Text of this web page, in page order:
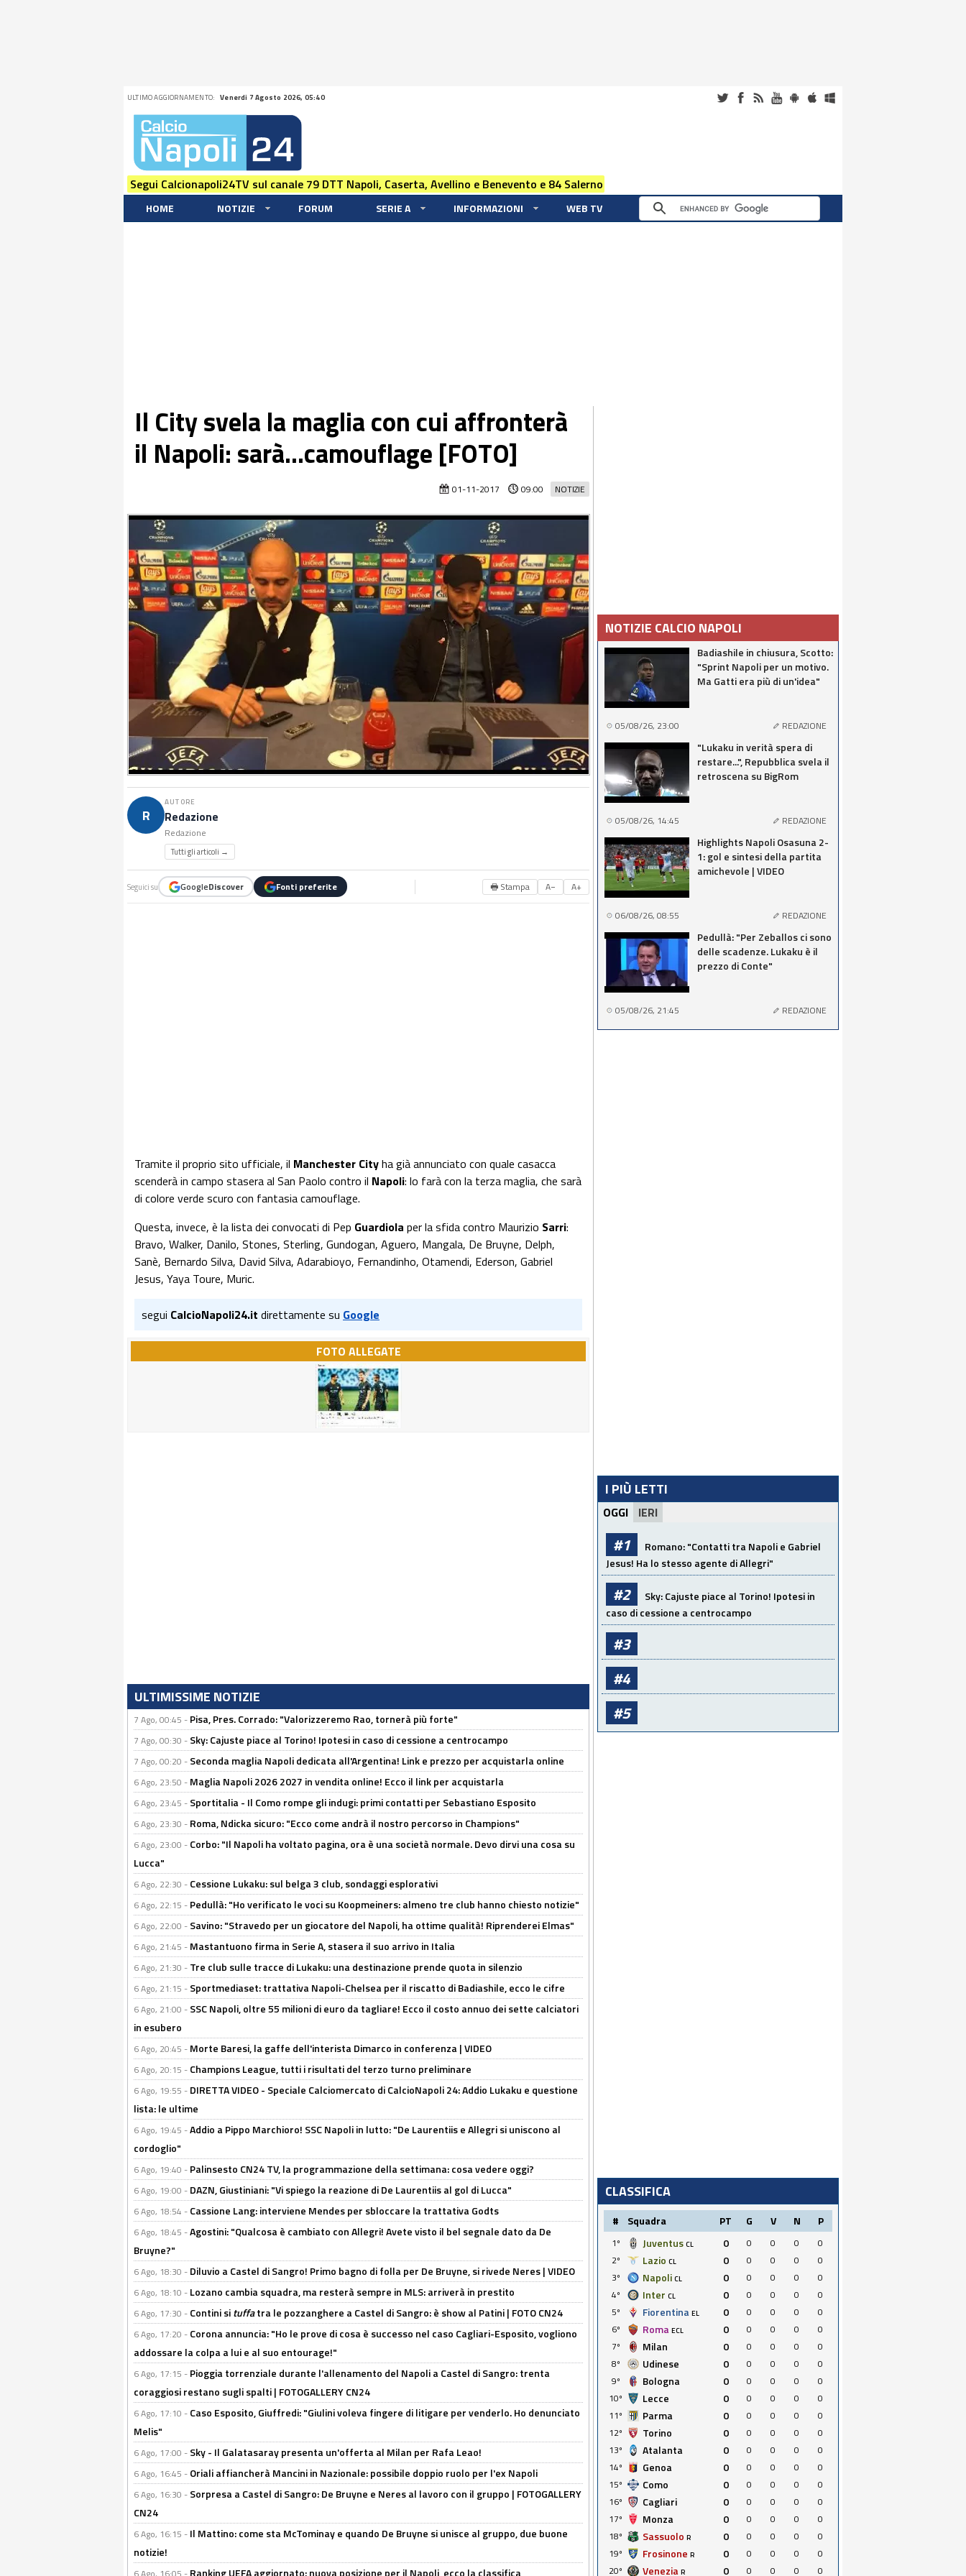
ULTIMO AGGIORNAMENTO: Venerdi 7 Agosto 2026, 05:40
Segui Calcionapoli24TV sul canale 79 DTT Napoli, Caserta, Avellino e Benevento e 84 Salerno
HOME NOTIZIE FORUM SERIE A INFORMAZIONI WEB TV
Il City svela la maglia con cui affronterà
il Napoli: sarà...camouflage [FOTO]
NOTIZIE
01-11-2017 09:00
R
AUTORE
Redazione
Redazione
Tutti gli articoli →
Seguici su GoogleDiscover Fonti preferite 🖶 Stampa A− A+
Tramite il proprio sito ufficiale, il Manchester Cityha già annunciato con quale casacca
scenderà in campo stasera al San Paolo contro il Napoli: lo farà con la terza maglia, che sarà
di colore verde scuro con fantasia camouflage.
Questa, invece, è la lista dei convocati di Pep Guardiola per la sfida contro Maurizio Sarri:
Bravo, Walker, Danilo, Stones, Sterling, Gundogan, Aguero, Mangala, De Bruyne, Delph,
Sanè, Bernardo Silva, David Silva, Adarabioyo, Fernandinho, Otamendi, Ederson, Gabriel
Jesus, Yaya Toure, Muric.
segui CalcioNapoli24.it direttamente su Google
FOTO ALLEGATE
ULTIMISSIME NOTIZIE
7 Ago, 00:45 - Pisa, Pres. Corrado: "Valorizzeremo Rao, tornerà più forte"
7 Ago, 00:30 - Sky: Cajuste piace al Torino! Ipotesi in caso di cessione a centrocampo
7 Ago, 00:20 - Seconda maglia Napoli dedicata all'Argentina! Link e prezzo per acquistarla online
6 Ago, 23:50 - Maglia Napoli 2026 2027 in vendita online! Ecco il link per acquistarla
6 Ago, 23:45 - Sportitalia - Il Como rompe gli indugi: primi contatti per Sebastiano Esposito
6 Ago, 23:30 - Roma, Ndicka sicuro: "Ecco come andrà il nostro percorso in Champions"
6 Ago, 23:00 - Corbo: "Il Napoli ha voltato pagina, ora è una società normale. Devo dirvi una cosa su
Lucca"
6 Ago, 22:30 - Cessione Lukaku: sul belga 3 club, sondaggi esplorativi
6 Ago, 22:15 - Pedullà: "Ho verificato le voci su Koopmeiners: almeno tre club hanno chiesto notizie"
6 Ago, 22:00 - Savino: "Stravedo per un giocatore del Napoli, ha ottime qualità! Riprenderei Elmas"
6 Ago, 21:45 - Mastantuono firma in Serie A, stasera il suo arrivo in Italia
6 Ago, 21:30 - Tre club sulle tracce di Lukaku: una destinazione prende quota in silenzio
6 Ago, 21:15 - Sportmediaset: trattativa Napoli-Chelsea per il riscatto di Badiashile, ecco le cifre
6 Ago, 21:00 - SSC Napoli, oltre 55 milioni di euro da tagliare! Ecco il costo annuo dei sette calciatori
in esubero
6 Ago, 20:45 - Morte Baresi, la gaffe dell'interista Dimarco in conferenza | VIDEO
6 Ago, 20:15 - Champions League, tutti i risultati del terzo turno preliminare
6 Ago, 19:55 - DIRETTA VIDEO - Speciale Calciomercato di CalcioNapoli 24: Addio Lukaku e questione
lista: le ultime
6 Ago, 19:45 -Addio a Pippo Marchioro! SSC Napoli in lutto: "De Laurentiis e Allegri si uniscono al
cordoglio"
6 Ago, 19:40 - Palinsesto CN24 TV, la programmazione della settimana: cosa vedere oggi?
6 Ago, 19:00 - DAZN, Giustiniani: "Vi spiego la reazione di De Laurentiis al gol di Lucca"
6 Ago, 18:54 - Cassione Lang: interviene Mendes per sbloccare la trattativa Godts
6 Ago, 18:45 -Agostini: "Qualcosa è cambiato con Allegri! Avete visto il bel segnale dato da De
Bruyne?"
6 Ago, 18:30 - Diluvio a Castel di Sangro! Primo bagno di folla per De Bruyne, si rivede Neres | VIDEO
6 Ago, 18:10 - Lozano cambia squadra, ma resterà sempre in MLS: arriverà in prestito
6 Ago, 17:30 - Contini situffatra le pozzanghere a Castel di Sangro: è show al Patini | FOTO CN24
6 Ago, 17:20 - Corona annuncia: "Ho le prove di cosa è successo nel caso Cagliari-Esposito, vogliono
addossare la colpa a lui e al suo entourage!"
6 Ago, 17:15 - Pioggia torrenziale durante l'allenamento del Napoli a Castel di Sangro: trenta
coraggiosi restano sugli spalti | FOTOGALLERY CN24
6 Ago, 17:10 - Caso Esposito, Giuffredi: "Giulini voleva fingere di litigare per venderlo. Ho denunciato
Melis"
6 Ago, 17:00 - Sky - Il Galatasaray presenta un'offerta al Milan per Rafa Leao!
6 Ago, 16:45 - Oriali affiancherà Mancini in Nazionale: possibile doppio ruolo per l'ex Napoli
6 Ago, 16:30 - Sorpresa a Castel di Sangro: De Bruyne e Neres al lavoro con il gruppo | FOTOGALLERY
CN24
6 Ago, 16:15 - Il Mattino: come sta McTominay e quando De Bruyne si unisce al gruppo, due buone
notizie!
Ranking UEFA aggiornato: nuova posizione per il Napoli, ecco la classifica
NOTIZIE CALCIO NAPOLI
Badiashile in chiusura, Scotto:
"Sprint Napoli per un motivo.
Ma Gatti era più di un'idea"
05/08/26, 23:00 REDAZIONE
"Lukaku in verità spera di
restare...", Repubblica svela il
retroscena su BigRom
05/08/26, 14:45 REDAZIONE
Highlights Napoli Osasuna 2-
1: gol e sintesi della partita
amichevole | VIDEO
06/08/26, 08:55 REDAZIONE
Pedullà: "Per Zeballos ci sono
delle scadenze. Lukaku è il
prezzo di Conte"
05/08/26, 21:45 REDAZIONE
I PIÙ LETTI
OGGI IERI
#1
Romano: "Contatti tra Napoli e Gabriel
Jesus! Ha lo stesso agente di Allegri"
#2
Sky: Cajuste piace al Torino! Ipotesi in
caso di cessione a centrocampo
#3
#4
#5
CLASSIFICA
# Squadra PT G V N P
1º Juventus CL 0 0 0 0
0
2º
Lazio CL 0 0 0 0
0
3º
Napoli CL 0 0 0 0
0
4º
Inter CL 0 0 0 0
0
5º
Fiorentina EL 0 0 0 0
0
6º
Roma ECL 0 0 0 0
0
7º
Milan 0 0 0 0
0
8º
Udinese 0 0 0 0
0
9º
Bologna 0 0 0 0
0
10º
Lecce 0 0 0 0
0
11º
Parma 0 0 0 0
0
12º
Torino 0 0 0 0
0
13º
Atalanta 0 0 0 0
0
14º
Genoa 0 0 0 0
0
15º
Como 0 0 0 0
0
16º
Cagliari 0 0 0 0
0
17º
Monza 0 0 0 0
0
18º
Sassuolo R 0 0 0 0
0
19º
Frosinone R 0 0 0 0
0
20º
Venezia R 0 0 0 0 0